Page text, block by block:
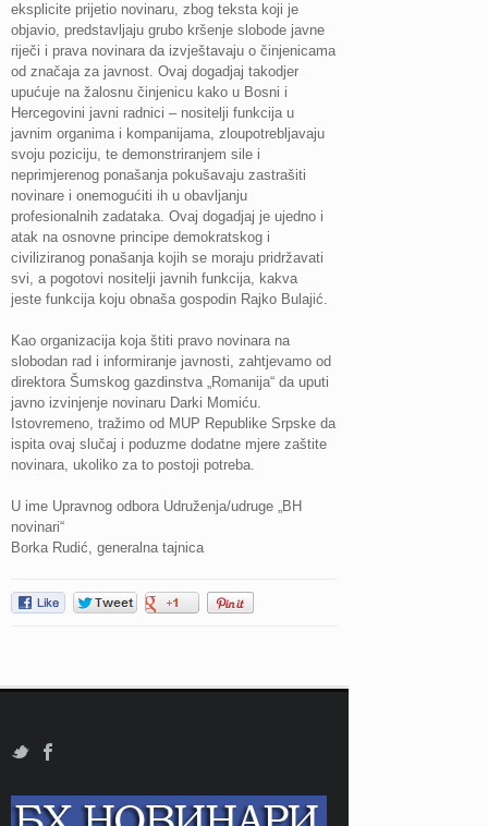
eksplicite prijetio novinaru, zbog teksta koji je
objavio, predstavljaju grubo kršenje slobode javne
riječi i prava novinara da izvještavaju o činjenicama
od značaja za javnost. Ovaj dogadjaj takodjer
upućuje na žalosnu činjenicu kako u Bosni i
Hercegovini javni radnici – nositelji funkcija u
javnim organima i kompanijama, zloupotrebljavaju
svoju poziciju, te demonstriranjem sile i
neprimjerenog ponašanja pokušavaju zastrašiti
novinare i onemogućiti ih u obavljanju
profesionalnih zadataka. Ovaj dogadjaj je ujedno i
atak na osnovne principe demokratskog i
civiliziranog ponašanja kojih se moraju pridržavati
svi, a pogotovi nositelji javnih funkcija, kakva
jeste funkcija koju obnaša gospodin Rajko Bulajić.
Kao organizacija koja štiti pravo novinara na
slobodan rad i informiranje javnosti, zahtjevamo od
direktora Šumskog gazdinstva „Romanija“ da uputi
javno izvinjenje novinaru Darki Momiću.
Istovremeno, tražimo od MUP Republike Srpske da
ispita ovaj slučaj i poduzme dodatne mjere zaštite
novinara, ukoliko za to postoji potreba.
U ime Upravnog odbora Udruženja/udruge „BH
novinari“
Borka Rudić, generalna tajnica